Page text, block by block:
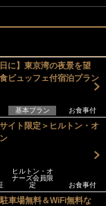
に】東京湾の夜景を望
ビュッフェ付宿泊プラン
基本プラン お食事付
イト限定＞ヒルトン・オ
ヒルトン・オ
ナーズ会員限
定
お食事付
車場無料＆WiFi無料な